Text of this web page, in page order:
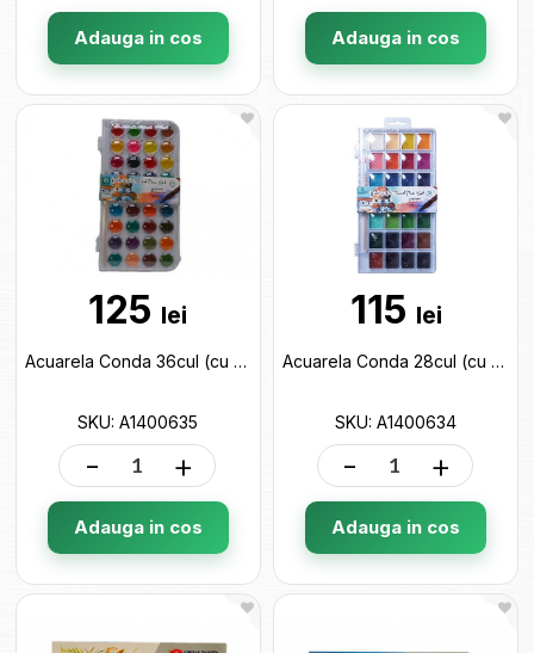
Adauga in cos Adauga in cos
125 lei
Acuarela Conda 36cul (cu pensula) A1400635
SKU: A1400635
- +
Adauga in cos
115 lei
Acuarela Conda 28cul (cu pensula) A1400634
SKU: A1400634
- +
Adauga in cos